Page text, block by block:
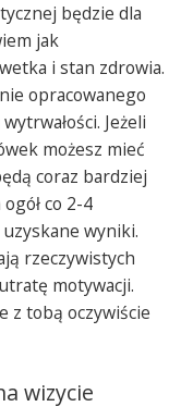
będzie dla
jak
i stan zdrowia.
opracowanego
Jeżeli
możesz mieć
coraz bardziej
co 2-4
wyniki.
rzeczywistych
motywacji.
z tobą oczywiście
wizycie